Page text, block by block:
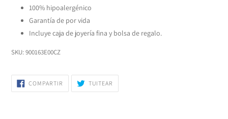
100% hipoalergénico
Garantía de por vida
Incluye caja de joyería fina y bolsa de regalo.
SKU:900163E00CZ
COMPARTIR COMPARTIR
FACEBOOK
TUITEAR
TWITTER